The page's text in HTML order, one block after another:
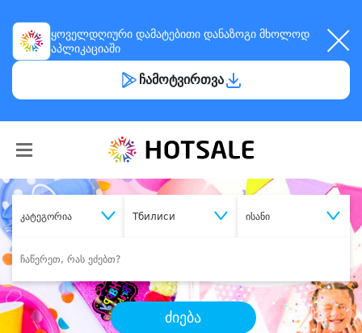
ყოველდღიური დამატებითი დანაზოგი მხოლოდ
აპლიკაციაში
ჩამოტვირთვა
კატეგორია Тбилиси ისანი
ძიება